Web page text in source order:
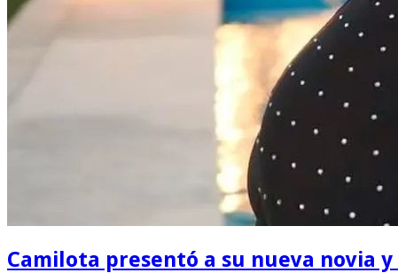
Camilota presentó a su nueva novia